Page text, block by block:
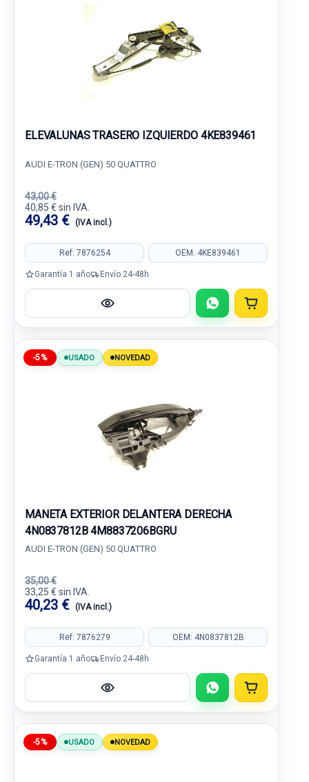
ELEVALUNAS TRASERO IZQUIERDO 4KE839461
AUDI E-TRON (GEN) 50 QUATTRO
43,00 €
40,85 € sin IVA.
49,43 € (IVA incl.)
Ref: 7876254 OEM: 4KE839461
Garantía 1 año Envío 24-48h
-5% USADO NOVEDAD
MANETA EXTERIOR DELANTERA DERECHA
4N0837812B 4M8837206BGRU
AUDI E-TRON (GEN) 50 QUATTRO
35,00 €
33,25 € sin IVA.
40,23 € (IVA incl.)
Ref: 7876279 OEM: 4N0837812B
Garantía 1 año Envío 24-48h
-5% USADO NOVEDAD